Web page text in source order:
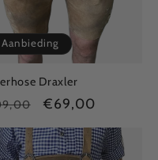
Aanbieding
Draxler
Aanbiedingsprijs
€69,00